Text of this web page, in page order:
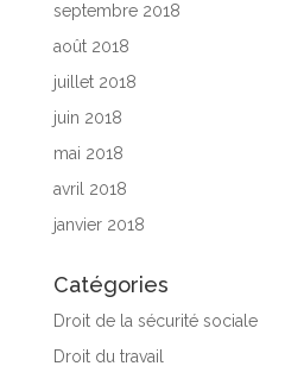
septembre 2018
août 2018
juillet 2018
juin 2018
mai 2018
avril 2018
janvier 2018
Catégories
Droit de la sécurité sociale
Droit du travail